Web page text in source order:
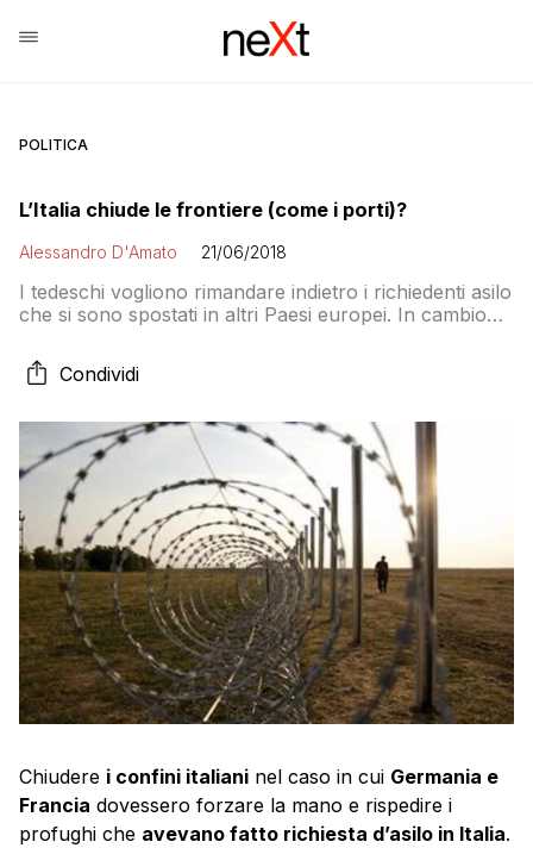
POLITICA
L’Italia chiude le frontiere (come i porti)?
Alessandro D'Amato 21/06/2018
I tedeschi vogliono rimandare indietro i richiedenti asilo
che si sono spostati in altri Paesi europei. In cambio
controlli ai confini esterni. Ma l’Italia non ci sta e
minaccia di far saltare Schengen
Condividi
Chiudere i confini italiani nel caso in cui Germania e
Francia dovessero forzare la mano e rispedire i
profughi che avevano fatto richiesta d’asilo in Italia.